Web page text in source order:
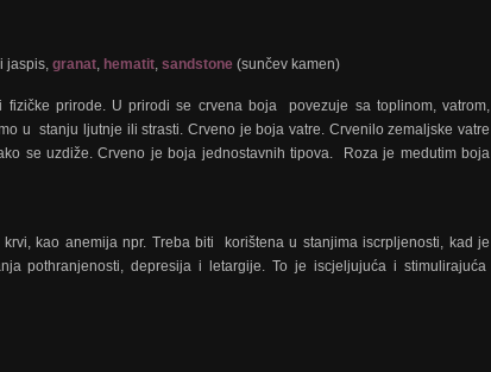
jaspis, granat, hematit, sandstone (sunčev kamen)
fizičke prirode. U prirodi se crvena boja povezuje sa toplinom, vatrom,
u stanju ljutnje ili strasti. Crveno je boja vatre. Crvenilo zemaljske vatre
se uzdiže. Crveno je boja jednostavnih tipova. Roza je medutim boja
kao anemija npr. Treba biti korištena u stanjima iscrpljenosti, kad je
pothranjenosti, depresija i letargije. To je iscjeljujuća i stimulirajuća